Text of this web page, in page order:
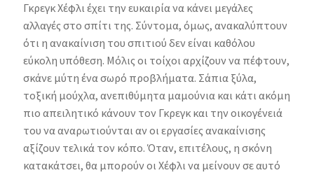
Γκρεγκ Χέφλι έχει την ευκαιρία να κάνει μεγάλες
αλλαγές στο σπίτι της. Σύντομα, όμως, ανακαλύπτουν
ότι η ανακαίνιση του σπιτιού δεν είναι καθόλου
εύκολη υπόθεση. Μόλις οι τοίχοι αρχίζουν να πέφτουν,
σκάνε μύτη ένα σωρό προβλήματα. Σάπια ξύλα,
τοξική μούχλα, ανεπιθύμητα μαμούνια και κάτι ακόμη
πιο απειλητικό κάνουν τον Γκρεγκ και την οικογένειά
του να αναρωτιούνται αν οι εργασίες ανακαίνισης
αξίζουν τελικά τον κόπο. Όταν, επιτέλους, η σκόνη
κατακάτσει, θα μπορούν οι Χέφλι να μείνουν σε αυτό